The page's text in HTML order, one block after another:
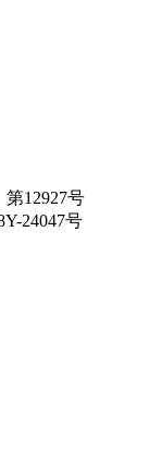
12927号
24047号